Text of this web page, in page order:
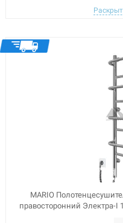
MARIO
правосторонний Электра-I